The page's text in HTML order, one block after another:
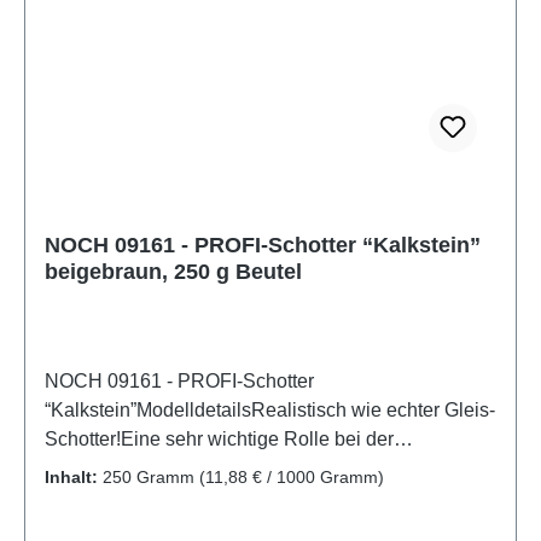
NOCH 09161 - PROFI-Schotter “Kalkstein”
beigebraun, 250 g Beutel
NOCH 09161 - PROFI-Schotter
“Kalkstein”ModelldetailsRealistisch wie echter Gleis-
Schotter!Eine sehr wichtige Rolle bei der
realistischen Gestaltung von Modell-Landschaften
Inhalt: 250 Gramm (11,88 € / 1000 Gramm)